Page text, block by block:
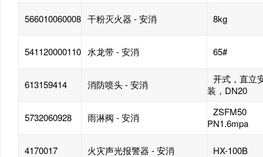
566010060008 干粉灭火器 - 安消 8kg
541120000110 水龙带 - 安消 65#
613159414 消防喷头 - 安消
开式，直立
装，DN20
5732060928 雨淋阀 - 安消
ZSFM50
PN1.6mpa
4170017 火灾声光报警器 - 安消 HX-100B